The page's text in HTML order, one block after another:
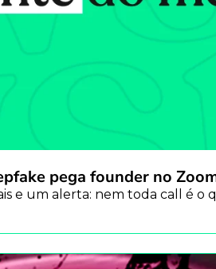
pega founder no
e um alerta: nem toda call é o